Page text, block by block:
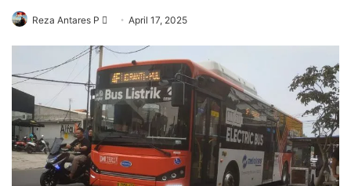
Reza Antares P
Send
email
April 17, 2025